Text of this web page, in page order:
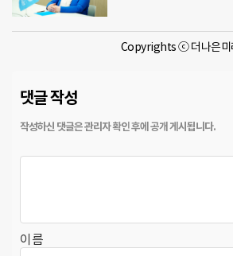
Copyrights ⓒ 더나은
댓글 작성
이름